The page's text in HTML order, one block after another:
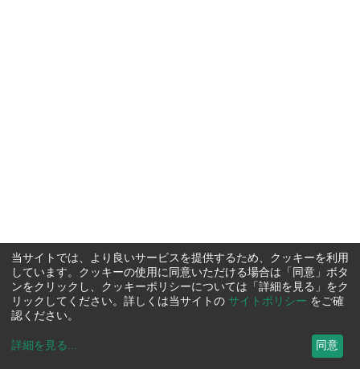
当サイトでは、より良いサービスを提供するため、クッキーを利用
しています。クッキーの使用に同意いただける場合は「同意」ボタ
ンをクリックし、クッキーポリシーについては「詳細を見る」をク
リックしてください。詳しくは当サイトの サイトポリシー をご確
認ください。
詳細を見る ... 同意